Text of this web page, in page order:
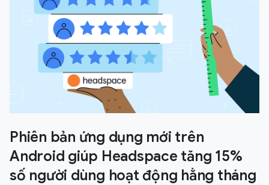
Phiên bản ứng dụng mới trên
Android giúp Headspace tăng 15%
số người dùng hoạt động hằng tháng